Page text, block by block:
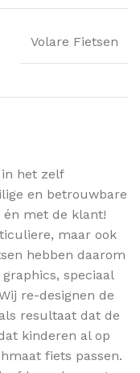
Volare Fietsen
in het zelf
en betrouwbare
én met de klant!
maar ook
hebben daarom
speciaal
re-designen de
resultaat dat de
kinderen al op
fiets passen.